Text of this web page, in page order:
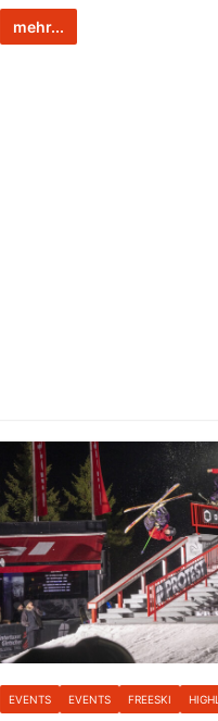
mehr...
EVENTS EVENTS FREESKI